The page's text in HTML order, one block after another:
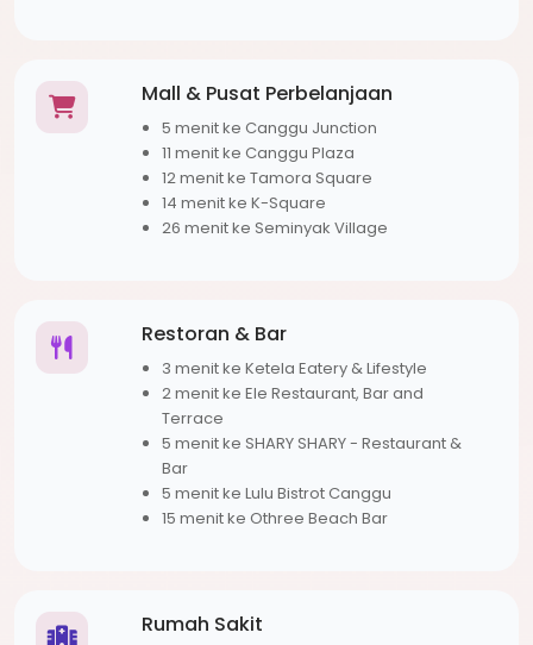
Mall & Pusat Perbelanjaan
5 menit ke Canggu Junction
11 menit ke Canggu Plaza
12 menit ke Tamora Square
14 menit ke K-Square
26 menit ke Seminyak Village
Restoran & Bar
3 menit ke Ketela Eatery & Lifestyle
2 menit ke Ele Restaurant, Bar and
Terrace
5 menit ke SHARY SHARY - Restaurant &
Bar
5 menit ke Lulu Bistrot Canggu
15 menit ke Othree Beach Bar
Rumah Sakit